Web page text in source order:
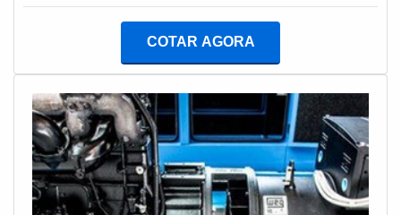
precisão com comprometimento com os resultados dos
eficientes de demonstrar competência e excelência em
sua área de atuação. A Geratronic centraliza seus
esforços em produzir um estrutura para os parceiros
com: Tecnologia de ponta; Escritório de alta qualidade
onde são realizadas as atividades; Expertise
técnica. Tudo isso para garantir que se tenha
carregador para grupo gerador com proteção.
COTAR AGORA